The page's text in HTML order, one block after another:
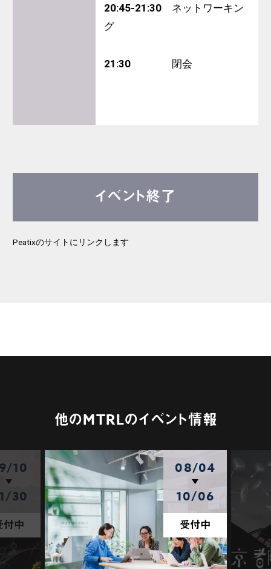
20:45-21:30 ネットワーキン
グ
21:30 閉会
イベント終了
Peatixのサイトにリンクします
他のMTRLのイベント情報
10
30
付中
08/04
10/06
受付中